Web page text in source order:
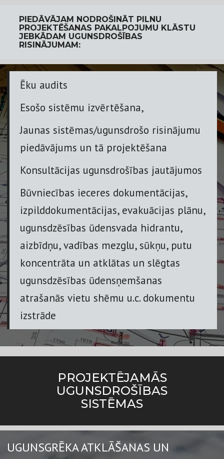
PIEDĀVĀJAM NODROŠINĀT PILNU
PROJEKTĒŠANAS PAKALPOJUMU KLĀSTU
JEBKĀDAM UGUNSDROŠĪBAS
RISINĀJUMAM:
Ēku audits
Esošo sistēmu izvērtēšana,
Jaunas sistēmas/ugunsdrošo risinājumu
piedāvājums un tā projektēšana
Konsultācijas ugunsdrošības jautājumos
Būvniecības ieceres dokumentācijas,
izpilddokumentācijas, evakuācijas plānu,
ugunsdzēsības ūdensvada hidrantu,
aizbīdņu, vadības mezglu, sūkņu, putu
koncentrāta un atklātas un slēgtas
ugunsdzēsības ūdensņemšanas
atrašanās vietu shēmu u.c. dokumentu
izstrāde
PROJEKTĒJAMĀS
UGUNSDROŠĪBAS
SISTĒMAS
UGUNSGRĒKA ATKLĀŠANAS UN